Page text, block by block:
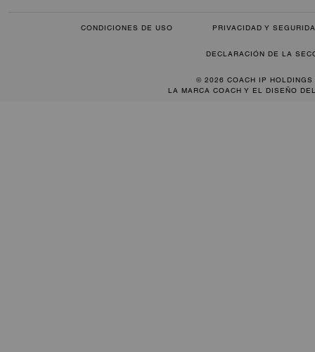
CONDICIONES DE USO PRIVACIDAD Y
DECLARACIÓN DE LA
© 2026 COACH IP HOLDINGS
LA MARCA COACH Y EL DISEÑO